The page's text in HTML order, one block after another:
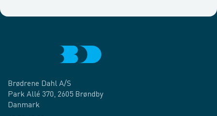
Brødrene Dahl A/S
Park Allé 370, 2605 Brøndby
Danmark